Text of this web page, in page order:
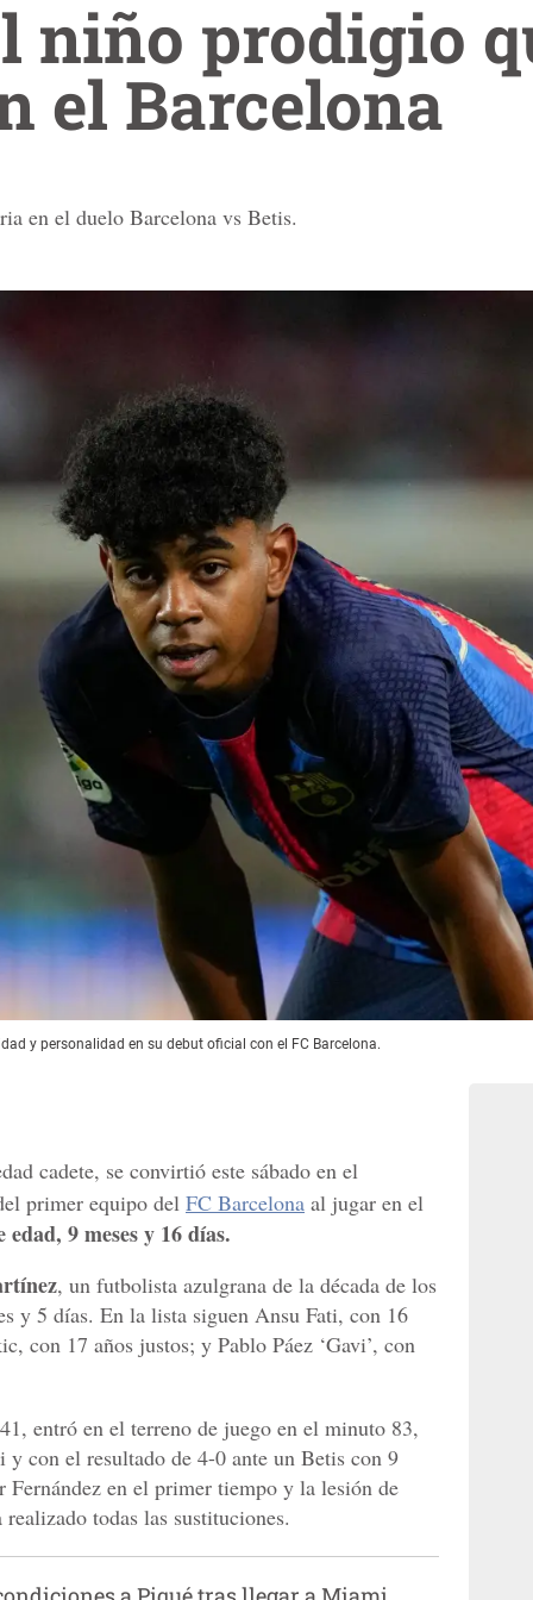
niño prodigio
el Barcelona
en el duelo Barcelona vs Betis.
y personalidad en su debut oficial con el FC Barcelona.
cadete, se convirtió este sábado en el
primer equipo del FC Barcelona al jugar en el
edad, 9 meses y 16 días.
, un futbolista azulgrana de la década de los
y 5 días. En la lista siguen Ansu Fati, con 16
con 17 años justos; y Pablo Páez ‘Gavi’, con
entró en el terreno de juego en el minuto 83,
y con el resultado de 4-0 ante un Betis con 9
Fernández en el primer tiempo y la lesión de
todas las sustituciones.